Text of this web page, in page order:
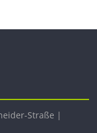
Straße |